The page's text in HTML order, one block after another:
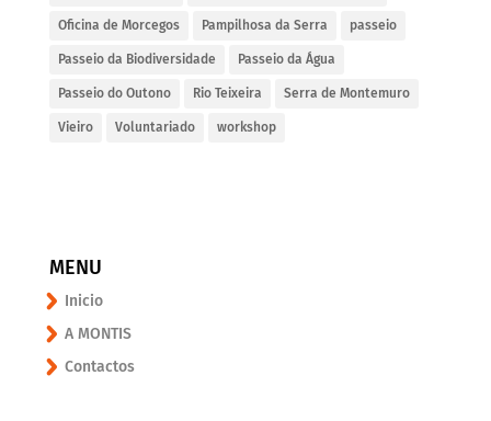
Oficina de Morcegos Pampilhosa da Serra passeio
Passeio da Biodiversidade Passeio da Água
Passeio do Outono Rio Teixeira Serra de Montemuro
Vieiro Voluntariado workshop
MENU
Inicio
A MONTIS
Contactos